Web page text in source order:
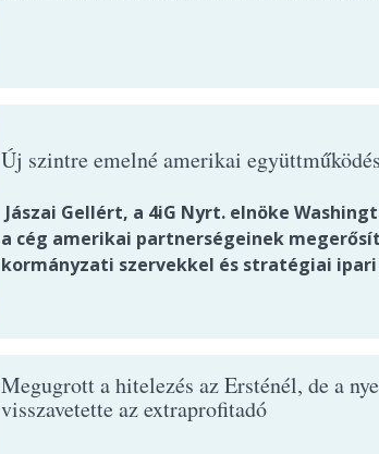
Új szintre emelné amerikai
Jászai Gellért, a 4iG Nyrt. elnöke
a cég amerikai partnerségeinek
kormányzati szervekkel és stratégiai
Megugrott a hitelezés az Ersténél, de a
visszavetette az extraprofitadó